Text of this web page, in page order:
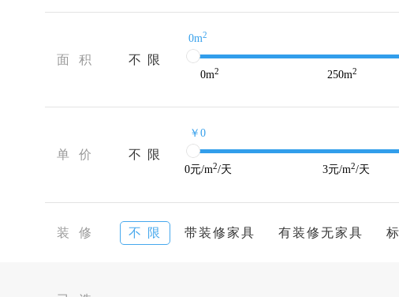
面 积 不 限
0m2
0m2 250m2
单 价 不 限
￥0
0元/m2/天 3元/m2/天
装 修 不 限 带装修家具 有装修无家具